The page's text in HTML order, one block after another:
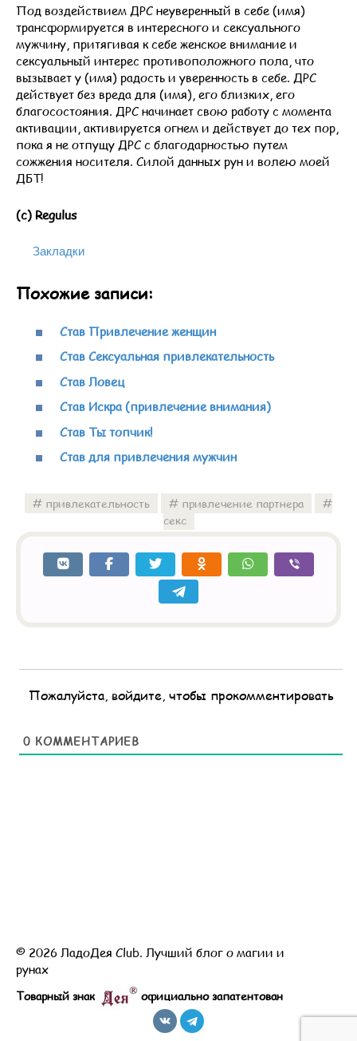
Под воздействием ДРС неуверенный в себе (имя)
трансформируется в интересного и сексуального
мужчину, притягивая к себе женское внимание и
сексуальный интерес противоположного пола, что
вызывает у (имя) радость и уверенность в себе. ДРС
действует без вреда для (имя), его близких, его
благосостояния. ДРС начинает свою работу с момента
активации, активируется огнем и действует до тех пор,
пока я не отпущу ДРС с благодарностью путем
сожжения носителя. Силой данных рун и волею моей
ДБТ!
(с) Regulus
Закладки
Похожие записи:
Став Привлечение женщин
Став Сексуальная привлекательность
Став Ловец
Став Искра (привлечение внимания)
Став Ты топчик!
Став для привлечения мужчин
привлекательность
привлечение партнера
секс
Пожалуйста, войдите, чтобы прокомментировать
0 КОММЕНТАРИЕВ
© 2026 ЛадоДея Club. Лучший блог о магии и
рунах
Товарный знак официально запатентован